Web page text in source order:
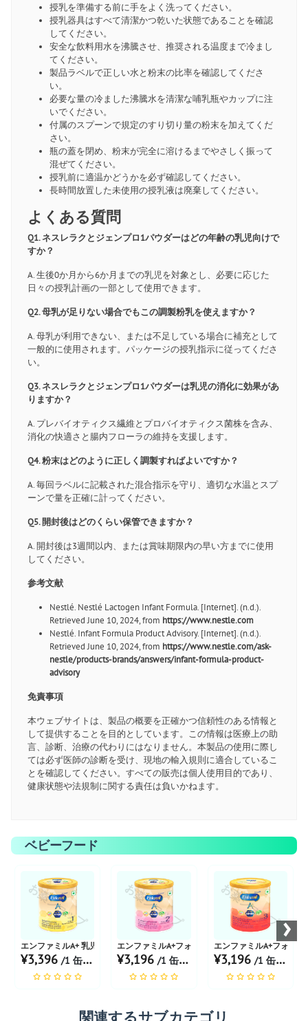
授乳を準備する前に手をよく洗ってください。
授乳器具はすべて清潔かつ乾いた状態であることを確認
してください。
安全な飲料用水を沸騰させ、推奨される温度まで冷まし
てください。
製品ラベルで正しい水と粉末の比率を確認してくださ
い。
必要な量の冷ました沸騰水を清潔な哺乳瓶やカップに注
いでください。
付属のスプーンで規定のすり切り量の粉末を加えてくだ
さい。
瓶の蓋を閉め、粉末が完全に溶けるまでやさしく振って
混ぜてください。
授乳前に適温かどうかを必ず確認してください。
長時間放置した未使用の授乳液は廃棄してください。
よくある質問
Q1. ネスレラクとジェンプロ1パウダーはどの年齢の乳児向けで
すか？
A. 生後0か月から6か月までの乳児を対象とし、必要に応じた
日々の授乳計画の一部として使用できます。
Q2. 母乳が足りない場合でもこの調製粉乳を使えますか？
A. 母乳が利用できない、または不足している場合に補充として
一般的に使用されます。パッケージの授乳指示に従ってくださ
い。
Q3. ネスレラクとジェンプロ1パウダーは乳児の消化に効果があ
りますか？
A. プレバイオティクス繊維とプロバイオティクス菌株を含み、
消化の快適さと腸内フローラの維持を支援します。
Q4. 粉末はどのように正しく調製すればよいですか？
A. 毎回ラベルに記載された混合指示を守り、適切な水温とスプ
ーンで量を正確に計ってください。
Q5. 開封後はどのくらい保管できますか？
A. 開封後は3週間以内、または賞味期限内の早い方までに使用
してください。
参考文献
Nestlé. Nestlé Lactogen Infant Formula. [Internet]. (n.d.).
Retrieved June 10, 2024, from https://www.nestle.com
Nestlé. Infant Formula Product Advisory. [Internet]. (n.d.).
Retrieved June 10, 2024, from https://www.nestle.com/ask-
nestle/products-brands/answers/infant-formula-product-
advisory
免責事項
本ウェブサイトは、製品の概要を正確かつ信頼性のある情報と
して提供することを目的としています。この情報は医療上の助
言、診断、治療の代わりにはなりません。本製品の使用に際し
ては必ず医師の診断を受け、現地の輸入規則に適合しているこ
とを確認してください。すべての販売は個人使用目的であり、
健康状態や法規制に関する責任は負いかねます。
ベビーフード
お薬ショップ
エンファミルA+ 乳児用粉ミルク ステージ1 粉末400g
¥3,396 /1 缶 あたり
お薬ショップ
エンファミルA+フォローアップフォーミュラステ
¥3,196/1 缶 あたり
お薬ショップ
エンファミルA+フォロ
¥3,196 /1 缶 あたり
›
関連するサブカテゴリ